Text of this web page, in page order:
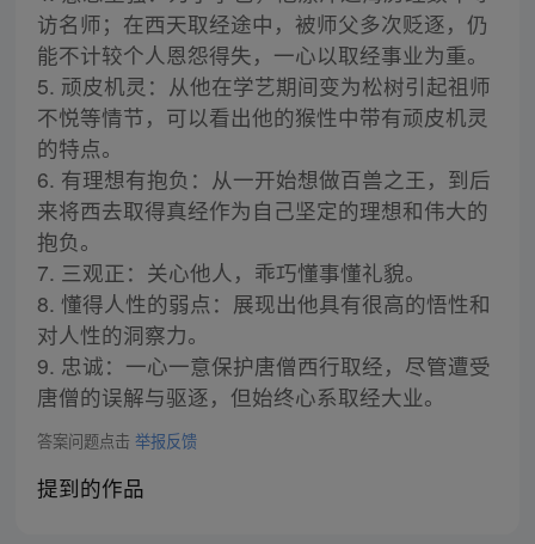
访名师；在西天取经途中，被师父多次贬逐，仍
能不计较个人恩怨得失，一心以取经事业为重。
5. 顽皮机灵：从他在学艺期间变为松树引起祖师
不悦等情节，可以看出他的猴性中带有顽皮机灵
的特点。
6. 有理想有抱负：从一开始想做百兽之王，到后
来将西去取得真经作为自己坚定的理想和伟大的
抱负。
7. 三观正：关心他人，乖巧懂事懂礼貌。
8. 懂得人性的弱点：展现出他具有很高的悟性和
对人性的洞察力。
9. 忠诚：一心一意保护唐僧西行取经，尽管遭受
唐僧的误解与驱逐，但始终心系取经大业。
答案问题点击 举报反馈
提到的作品